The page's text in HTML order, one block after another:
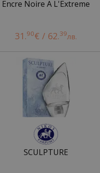
Encre Noire A L'Extreme
31.90€ / 62.39лв.
SCULPTURE